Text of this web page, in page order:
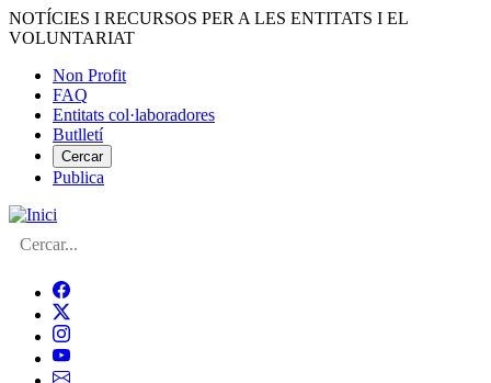
Vés
al
NOTÍCIES I RECURSOS PER A LES ENTITATS I EL
VOLUNTARIAT
Menú
del
compte
d'usuari
Non Profit
FAQ
Entitats col·laboradores
Butlletí
Cercar
Publica
Cerca